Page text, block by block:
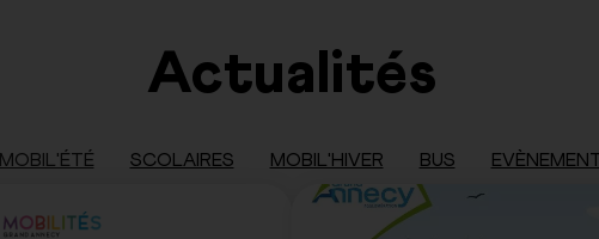
Actualités
MOBIL'ÉTÉ SCOLAIRES MOBIL'HIVER BUS